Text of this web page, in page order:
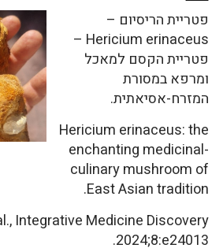
פטריית הריסיום –
Hericium erinaceus –
פטריית הקסם למאכל
ומרפא במסורת
המזרח-אסיאתית.
Hericium erinaceus: the
enchanting medicinal-
culinary mushroom of
East Asian tradition.
Integrative Medicine Discovery
2024;8:e24013.